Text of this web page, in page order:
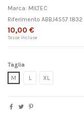
Marca: MILTEC
Riferimento ABBJ4557.1832
10,00 €
Tasse incluse
Taglia
M
L XL